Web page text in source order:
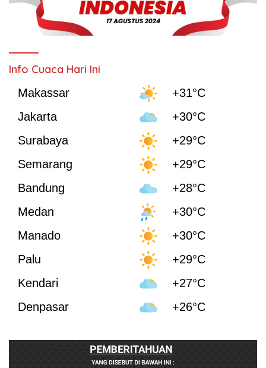
Info Cuaca Hari Ini
Makassar
+31°C
Jakarta
+30°C
Surabaya
+29°C
Semarang
+29°C
Bandung
+28°C
Medan
+30°C
Manado
+30°C
Palu
+29°C
Kendari
+27°C
Denpasar
+26°C